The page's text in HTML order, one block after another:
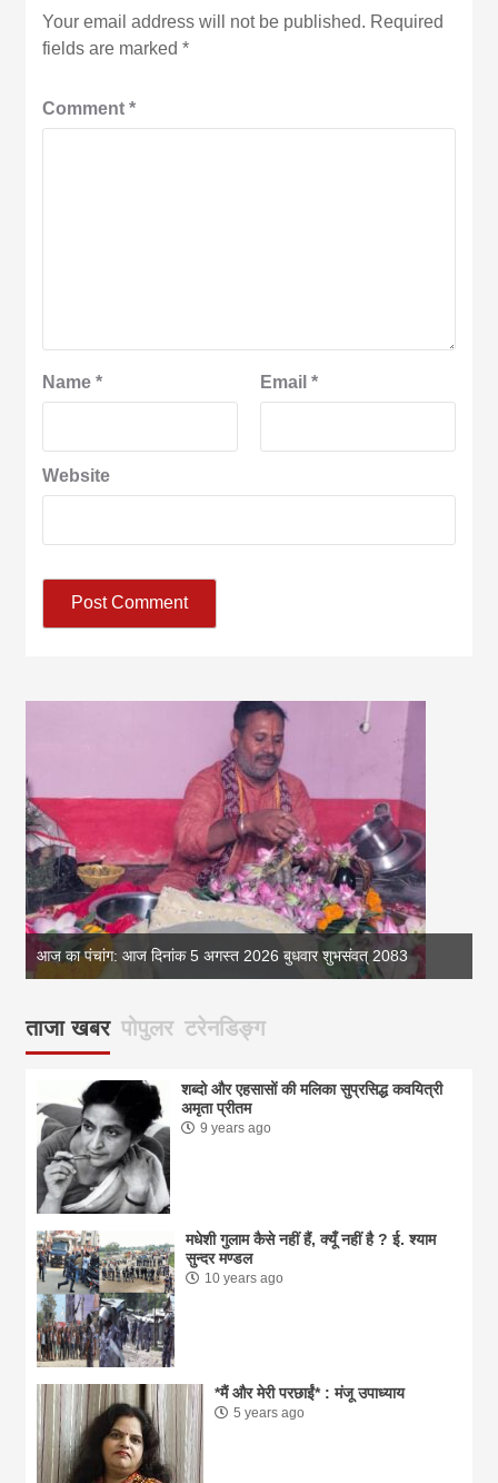
Your email address will not be published. Required
fields are marked*
Comment*
Name* Email *
Website
आज का पंचांग: आज दिनांक 5 अगस्त 2026 बुधवार शुभसंवत् 2083
ताजा खबर पोपुलर टरेनडिङ्ग
शब्दो और एहसासों की मलिका सुप्रसिद्ध कवयित्री
अमृता प्रीतम
9 years ago
मधेशी गुलाम कैसे नहीं हैं, क्यूँ नहीं है ? ई. श्याम
सुन्दर मण्डल
10 years ago
*मैं और मेरी परछाईं* : मंजू उपाध्याय
5 years ago